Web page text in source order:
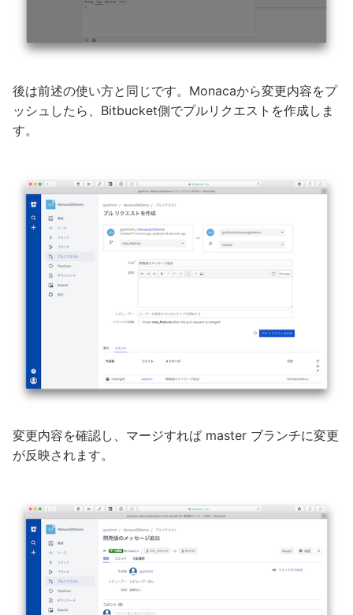
後は前述の使い方と同じです。Monacaから変更内容をプ
ッシュしたら、Bitbucket側でプルリクエストを作成しま
す。
変更内容を確認し、マージすれば master ブランチに変更
が反映されます。